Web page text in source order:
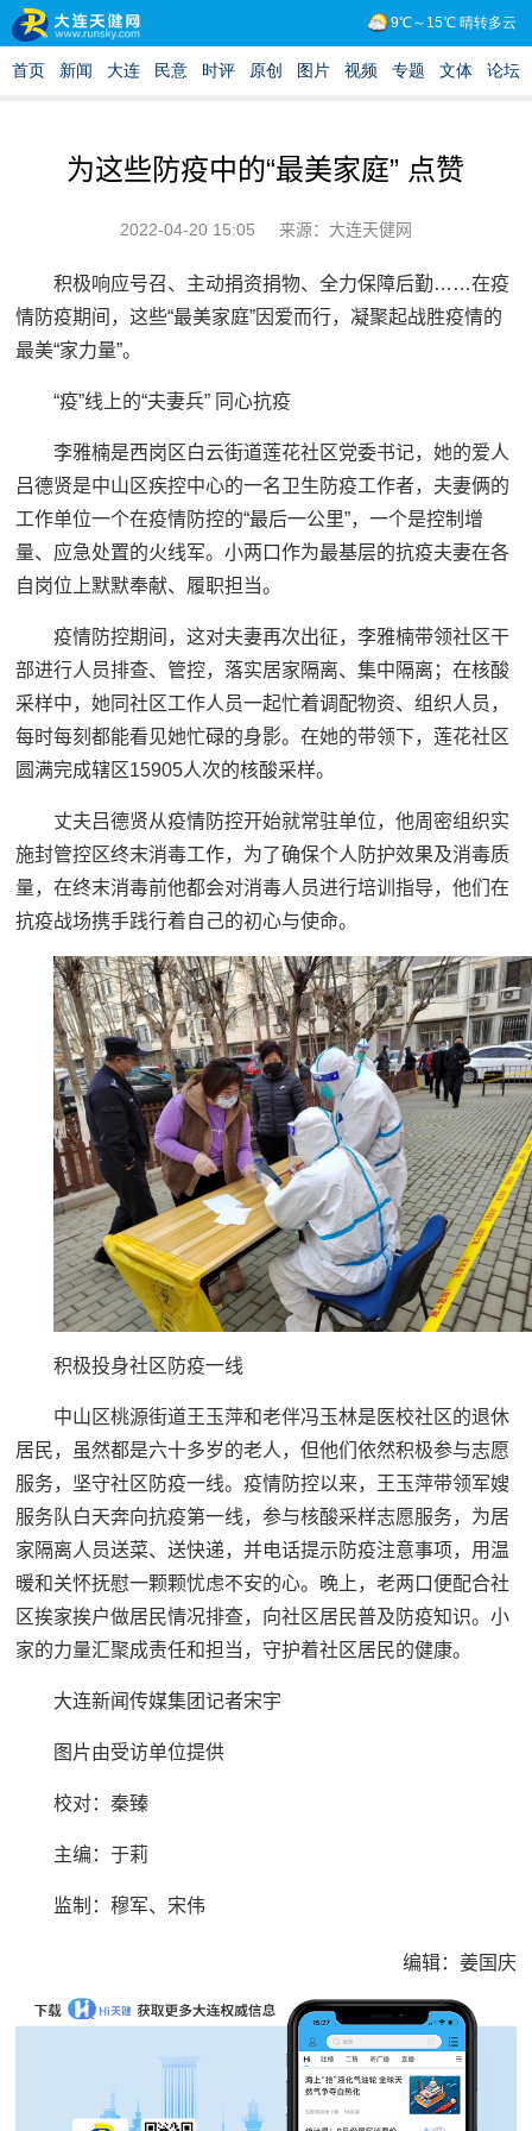
为这些防疫中的“最美家庭” 点赞
2022-04-20 15:05 来源：大连天健网
积极响应号召、主动捐资捐物、全力保障后勤……在疫
情防疫期间，这些“最美家庭”因爱而行，凝聚起战胜疫情的
最美“家力量”。
“疫”线上的“夫妻兵” 同心抗疫
李雅楠是西岗区白云街道莲花社区党委书记，她的爱人
吕德贤是中山区疾控中心的一名卫生防疫工作者，夫妻俩的
工作单位一个在疫情防控的“最后一公里”，一个是控制增
量、应急处置的火线军。小两口作为最基层的抗疫夫妻在各
自岗位上默默奉献、履职担当。
疫情防控期间，这对夫妻再次出征，李雅楠带领社区干
部进行人员排查、管控，落实居家隔离、集中隔离；在核酸
采样中，她同社区工作人员一起忙着调配物资、组织人员，
每时每刻都能看见她忙碌的身影。在她的带领下，莲花社区
圆满完成辖区15905人次的核酸采样。
丈夫吕德贤从疫情防控开始就常驻单位，他周密组织实
施封管控区终末消毒工作，为了确保个人防护效果及消毒质
量，在终末消毒前他都会对消毒人员进行培训指导，他们在
抗疫战场携手践行着自己的初心与使命。
积极投身社区防疫一线
中山区桃源街道王玉萍和老伴冯玉林是医校社区的退休
居民，虽然都是六十多岁的老人，但他们依然积极参与志愿
服务，坚守社区防疫一线。疫情防控以来，王玉萍带领军嫂
服务队白天奔向抗疫第一线，参与核酸采样志愿服务，为居
家隔离人员送菜、送快递，并电话提示防疫注意事项，用温
暖和关怀抚慰一颗颗忧虑不安的心。晚上，老两口便配合社
区挨家挨户做居民情况排查，向社区居民普及防疫知识。小
家的力量汇聚成责任和担当，守护着社区居民的健康。
大连新闻传媒集团记者宋宇
图片由受访单位提供
校对：秦臻
主编：于莉
监制：穆军、宋伟
编辑：姜国庆